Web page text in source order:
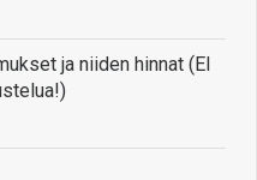
ja niiden hinnat (EI